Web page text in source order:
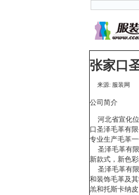
张家口
来源: 服装网
公司简介
河北省宣化位
口圣泽毛革有
专业生产毛革一
圣泽毛革有限
新款式，新色
圣泽毛革有限
和装饰毛革及
羔和托斯卡纳